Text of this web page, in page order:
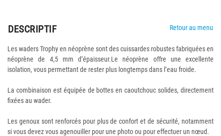
DESCRIPTIF Retour au menu
Les waders Trophy en néoprène sont des cuissardes robustes fabriquées en
néoprène de 4,5 mm d’épaisseur.Le néoprène offre une excellente
isolation, vous permettant de rester plus longtemps dans l’eau froide.
La combinaison est équipée de bottes en caoutchouc solides, directement
fixées au wader.
Les genoux sont renforcés pour plus de confort et de sécurité, notamment
si vous devez vous agenouiller pour une photo ou pour effectuer un nœud.